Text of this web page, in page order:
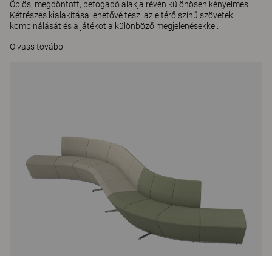
Öblös, megdöntött, befogadó alakja révén különösen kényelmes.
Kétrészes kialakítása lehetővé teszi az eltérő színű szövetek
kombinálását és a játékot a különböző megjelenésekkel.
Olvass tovább